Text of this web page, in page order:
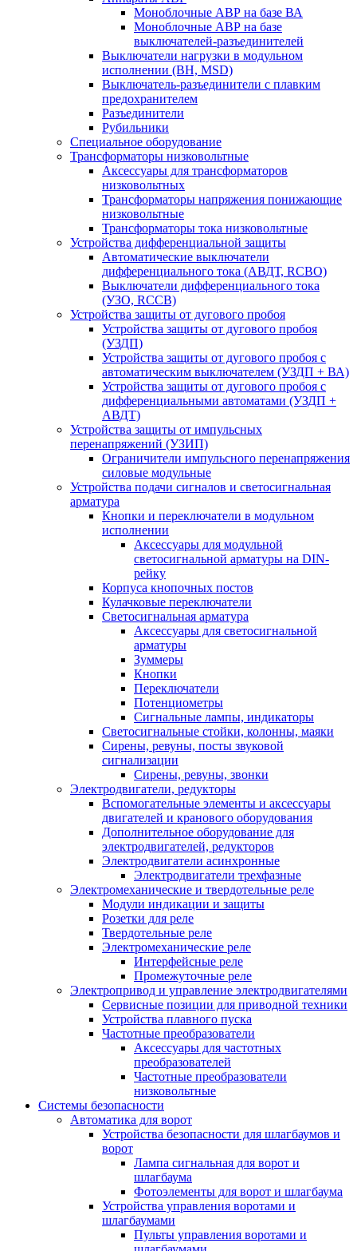
Моноблочные АВР на базе ВА
Моноблочные АВР на базе
выключателей-разъединителей
Выключатели нагрузки в модульном
исполнении (ВН, MSD)
Выключатель-разъединители с плавким
предохранителем
Разъединители
Рубильники
Специальное оборудование
Трансформаторы низковольтные
Аксессуары для трансформаторов
низковольтных
Трансформаторы напряжения понижающие
низковольтные
Трансформаторы тока низковольтные
Устройства дифференциальной защиты
Автоматические выключатели
дифференциального тока (АВДТ, RCBO)
Выключатели дифференциального тока
(УЗО, RCCB)
Устройства защиты от дугового пробоя
Устройства защиты от дугового пробоя
(УЗДП)
Устройства защиты от дугового пробоя с
автоматическим выключателем (УЗДП + ВА)
Устройства защиты от дугового пробоя с
дифференциальными автоматами (УЗДП +
АВДТ)
Устройства защиты от импульсных
перенапряжений (УЗИП)
Ограничители импульсного перенапряжения
силовые модульные
Устройства подачи сигналов и светосигнальная
арматура
Кнопки и переключатели в модульном
исполнении
Аксессуары для модульной
светосигнальной арматуры на DIN-
рейку
Корпуса кнопочных постов
Кулачковые переключатели
Светосигнальная арматура
Аксессуары для светосигнальной
арматуры
Зуммеры
Кнопки
Переключатели
Потенциометры
Сигнальные лампы, индикаторы
Светосигнальные стойки, колонны, маяки
Сирены, ревуны, посты звуковой
сигнализации
Сирены, ревуны, звонки
Электродвигатели, редукторы
Вспомогательные элементы и аксессуары
двигателей и кранового оборудования
Дополнительное оборудование для
электродвигателей, редукторов
Электродвигатели асинхронные
Электродвигатели трехфазные
Электромеханические и твердотельные реле
Модули индикации и защиты
Розетки для реле
Твердотельные реле
Электромеханические реле
Интерфейсные реле
Промежуточные реле
Электропривод и управление электродвигателями
Сервисные позиции для приводной техники
Устройства плавного пуска
Частотные преобразователи
Аксессуары для частотных
преобразователей
Частотные преобразователи
низковольтные
Системы безопасности
Автоматика для ворот
Устройства безопасности для шлагбаумов и
ворот
Лампа сигнальная для ворот и
шлагбаума
Фотоэлементы для ворот и шлагбаума
Устройства управления воротами и
шлагбаумами
Пульты управления воротами и